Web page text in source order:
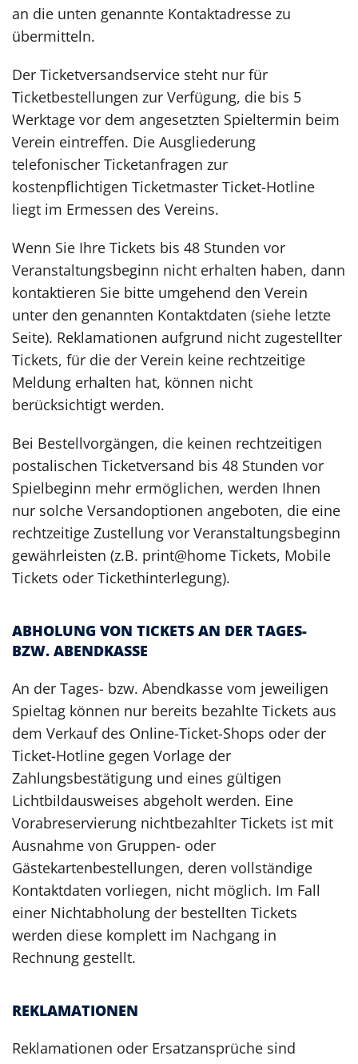
an die unten genannte Kontaktadresse zu
übermitteln.
Der Ticketversandservice steht nur für
Ticketbestellungen zur Verfügung, die bis 5
Werktage vor dem angesetzten Spieltermin beim
Verein eintreffen. Die Ausgliederung
telefonischer Ticketanfragen zur
kostenpflichtigen Ticketmaster Ticket-Hotline
liegt im Ermessen des Vereins.
Wenn Sie Ihre Tickets bis 48 Stunden vor
Veranstaltungsbeginn nicht erhalten haben, dann
kontaktieren Sie bitte umgehend den Verein
unter den genannten Kontaktdaten (siehe letzte
Seite). Reklamationen aufgrund nicht zugestellter
Tickets, für die der Verein keine rechtzeitige
Meldung erhalten hat, können nicht
berücksichtigt werden.
Bei Bestellvorgängen, die keinen rechtzeitigen
postalischen Ticketversand bis 48 Stunden vor
Spielbeginn mehr ermöglichen, werden Ihnen
nur solche Versandoptionen angeboten, die eine
rechtzeitige Zustellung vor Veranstaltungsbeginn
gewährleisten (z.B. print@home Tickets, Mobile
Tickets oder Tickethinterlegung).
ABHOLUNG VON TICKETS AN DER TAGES-
BZW. ABENDKASSE
An der Tages- bzw. Abendkasse vom jeweiligen
Spieltag können nur bereits bezahlte Tickets aus
dem Verkauf des Online-Ticket-Shops oder der
Ticket-Hotline gegen Vorlage der
Zahlungsbestätigung und eines gültigen
Lichtbildausweises abgeholt werden. Eine
Vorabreservierung nichtbezahlter Tickets ist mit
Ausnahme von Gruppen- oder
Gästekartenbestellungen, deren vollständige
Kontaktdaten vorliegen, nicht möglich. Im Fall
einer Nichtabholung der bestellten Tickets
werden diese komplett im Nachgang in
Rechnung gestellt.
REKLAMATIONEN
Reklamationen oder Ersatzansprüche sind